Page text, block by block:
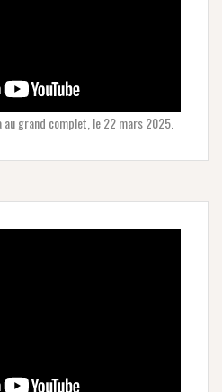
grand complet, le 22 mars 2025.